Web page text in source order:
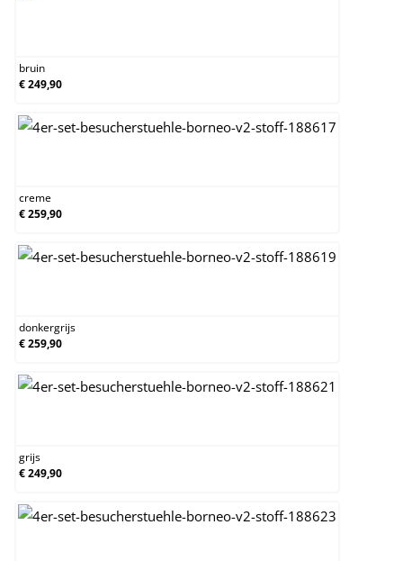
bruin
€ 249,90
creme
€ 259,90
donkergrijs
€ 259,90
grijs
€ 249,90